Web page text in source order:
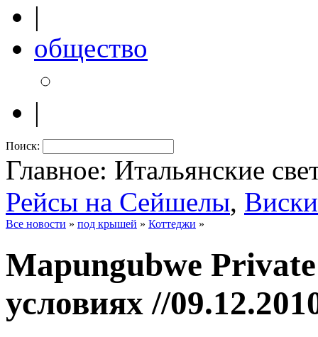
|
общество
|
Поиск:
Главное: Итальянские
Рейсы на Сейшелы,
Все новости » под крышей » Коттеджи »
Mapungubwe
условиях//